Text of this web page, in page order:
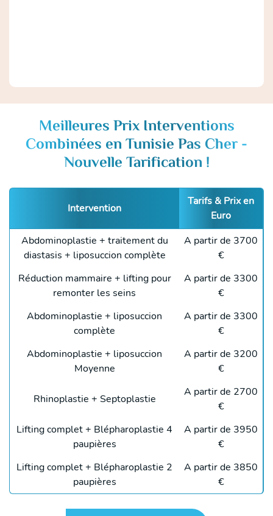
Meilleures Prix Interventions
Combinées en Tunisie Pas Cher -
Nouvelle Tarification !
Intervention
Tarifs & Prix en
Euro
Abdominoplastie + traitement du
diastasis + liposuccion complète
A partir de 3700
€
Réduction mammaire + lifting pour
remonter les seins
A partir de 3300
€
Abdominoplastie + liposuccion
complète
A partir de 3300
€
Abdominoplastie + liposuccion
Moyenne
A partir de 3200
€
Rhinoplastie + Septoplastie
A partir de 2700
€
Lifting complet + Blépharoplastie 4
paupières
A partir de 3950
€
Lifting complet + Blépharoplastie 2
paupières
A partir de 3850
€